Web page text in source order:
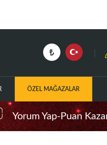
ÖZEL MAĞAZALAR
Yorum Yap-Puan